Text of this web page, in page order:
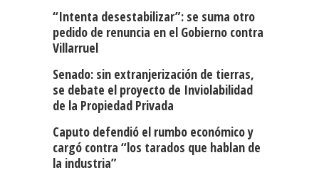
“Intenta desestabilizar”: se suma otro
pedido de renuncia en el Gobierno contra
Villarruel
Senado: sin extranjerización de tierras,
se debate el proyecto de Inviolabilidad
de la Propiedad Privada
Caputo defendió el rumbo económico y
cargó contra “los tarados que hablan de
la industria”